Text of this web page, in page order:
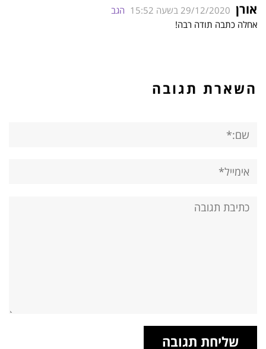
אורן 29/12/2020 בשעה 15:52
הגב
אחלה כתבה תודה רבה!
השארת תגובה
אימייל*
אתר:
תגובה: